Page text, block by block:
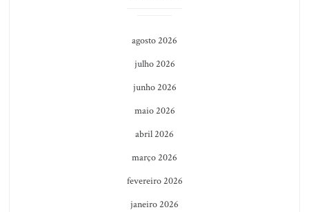
agosto 2026
julho 2026
junho 2026
maio 2026
abril 2026
março 2026
fevereiro 2026
janeiro 2026